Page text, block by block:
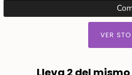
cart\">
VER